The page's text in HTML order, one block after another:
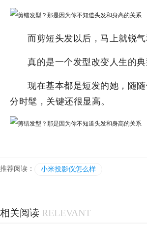
而剪短头发以后，马上就锐气
真的是一个发型改变人生的典
现在基本都是短发的她，随
分时髦，关键还很显高。
推荐阅读： 小米投影仪怎么样
相关阅读 RELEVANT